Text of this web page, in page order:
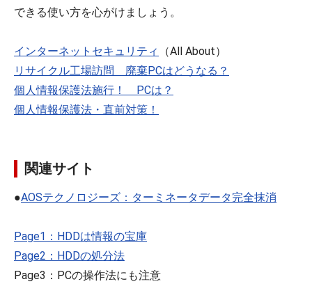
できる使い方を心がけましょう。
インターネットセキュリティ
（All About）
リサイクル工場訪問 廃棄PCはどうなる？
個人情報保護法施行！ PCは？
個人情報保護法・直前対策！
関連サイト
●AOSテクノロジーズ：ターミネータデータ完全抹消
Page1：HDDは情報の宝庫
Page2：HDDの処分法
Page3：PCの操作法にも注意